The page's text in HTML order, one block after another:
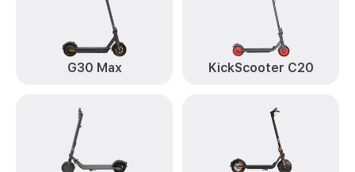
G30 Max KickScooter C20